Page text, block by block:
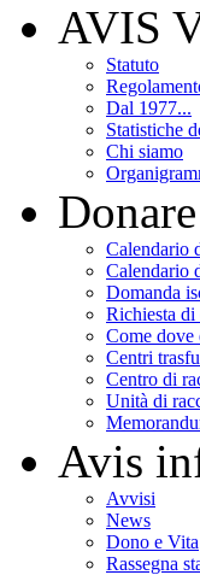
AVIS
Statuto
Dal 1977...
Statistiche
Chi siamo
Calendario
Calendario
Domanda
Richiesta
Come dove
Centri
Centro di
Unità di
Avis
Avvisi
News
Dono e Vita
Rassegna